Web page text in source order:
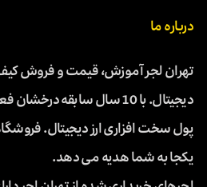
درباره ما
تهران لجر آموزش، قیمت و فروش
دیجیتال. با 10 سال سابقه
پول سخت افزاری ارز دیجیتال.
یکجا به شما هدیه می دهد.